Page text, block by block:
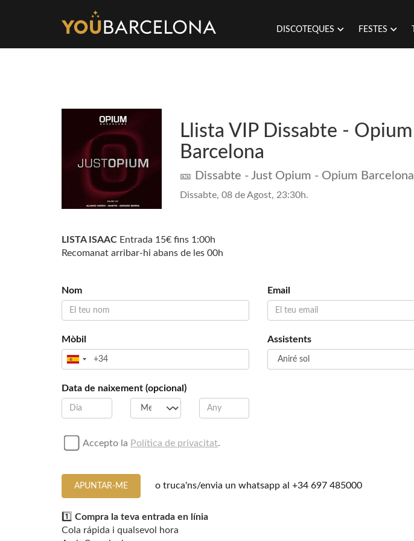
DISCOTEQUES FESTES
Llista VIP Dissabte - Opium
Barcelona
🎫 Dissabte - Just Opium - Opium Barcelona
Dissabte, 08 de Agost, 23:30h.
LISTA ISAAC Entrada 15€ fins 1:00h
Recomanat arribar-hi abans de les 00h
Nom Email
Mòbil Assistents
Data de naixement (opcional)
Accepto la Política de privacitat.
APUNTAR-ME o truca'ns/envia un whatsapp al +34 697 485000
1️⃣ Compra la teva entrada en línia
Cola rápida i qualsevol hora